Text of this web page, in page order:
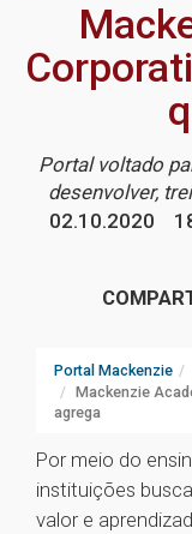
Portal voltado
desenvolver,
02.10.2020
Portal Mackenzie
Mackenzie
agrega
Por meio do
instituições
valor e